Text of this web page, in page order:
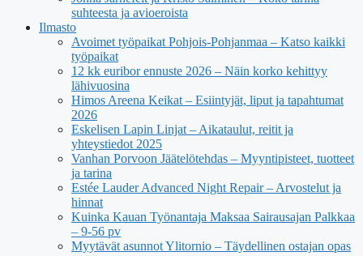
suhteesta ja avioeroista
Ilmasto
Avoimet työpaikat Pohjois-Pohjanmaa – Katso kaikki
työpaikat
12 kk euribor ennuste 2026 – Näin korko kehittyy
lähivuosina
Himos Areena Keikat – Esiintyjät, liput ja tapahtumat
2026
Eskelisen Lapin Linjat – Aikataulut, reitit ja
yhteystiedot 2025
Vanhan Porvoon Jäätelötehdas – Myyntipisteet, tuotteet
ja tarina
Estée Lauder Advanced Night Repair – Arvostelut ja
hinnat
Kuinka Kauan Työnantaja Maksaa Sairausajan Palkkaa
– 9-56 pv
Myytävät asunnot Ylitornio – Täydellinen ostajan opas